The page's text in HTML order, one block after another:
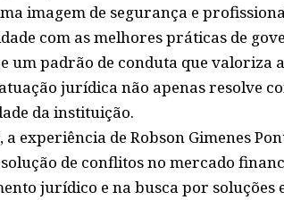
imagem de segurança e
com as melhores práticas de
um padrão de conduta que valoriza
jurídica não apenas resolve
da instituição.
a experiência de Robson Gimenes
de conflitos no mercado
jurídico e na busca por soluções